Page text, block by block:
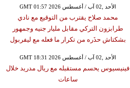
GMT 01:57 2026 الأحد ,02 آب / أغسطس
محمد صلاح يقترب من التوقيع مع نادي
طرابزون التركي مقابل مليار جنيه وجمهور
بشكتاش حذَره من تكرار ما فعله مع ليفربول
GMT 18:31 2026 الأحد ,02 آب / أغسطس
فينيسيوس يحسم مستقبله مع ريال مدريد خلال
ساعات